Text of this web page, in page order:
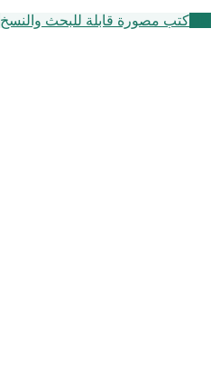
كتب مصورة قابلة للبحث والنسخ